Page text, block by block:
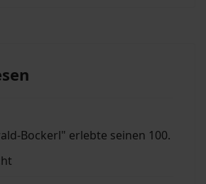
Bockerl" erlebte seinen 100.